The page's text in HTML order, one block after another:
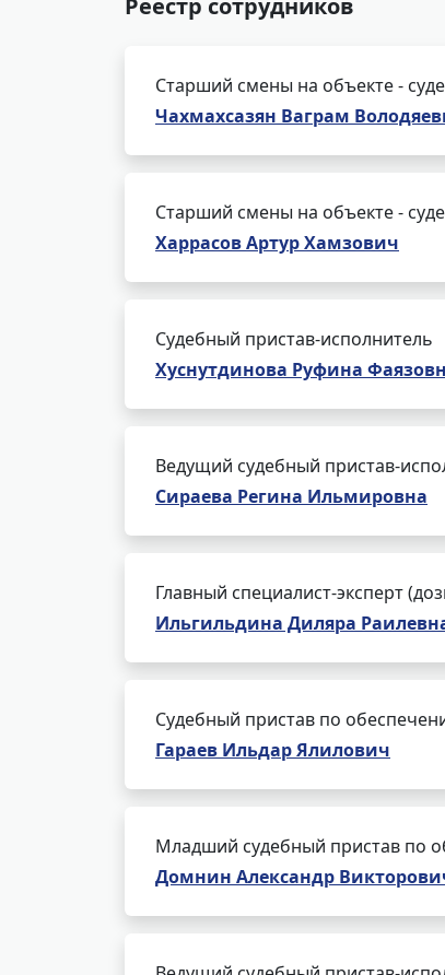
Реестр сотрудников
Старший смены на объекте -
Чахмахсазян Ваграм
Старший смены на объекте -
Харрасов Артур Хамзович
Судебный пристав-исполнитель
Хуснутдинова Руфина
Ведущий судебный пристав-
Сираева Регина Ильмировна
Главный специалист-эксперт
Ильгильдина Диляра
Судебный пристав по
Гараев Ильдар Ялилович
Младший судебный пристав по
Домнин Александр